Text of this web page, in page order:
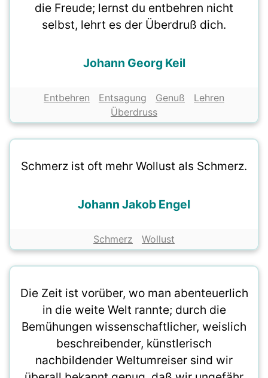
die Freude; lernst du entbehren nicht
selbst, lehrt es der Überdruß dich.
Johann Georg Keil
Entbehren Entsagung Genuß
Lehren
Überdruss
Schmerz ist oft mehr Wollust als Schmerz.
Johann Jakob Engel
Schmerz Wollust
Die Zeit ist vorüber, wo man abenteuerlich
in die weite Welt rannte; durch die
Bemühungen wissenschaftlicher, weislich
beschreibender, künstlerisch
nachbildender Weltumreiser sind wir